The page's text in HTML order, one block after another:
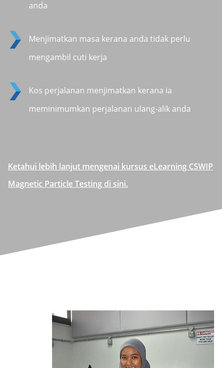
anda
Menjimatkan masa kerana anda tidak perlu
mengambil cuti kerja
Kos perjalanan menjimatkan kerana ia
meminimumkan perjalanan ulang-alik anda
Ketahui lebih lanjut mengenai kursus eLearning CSWIP
Magnetic Particle Testing di sini.